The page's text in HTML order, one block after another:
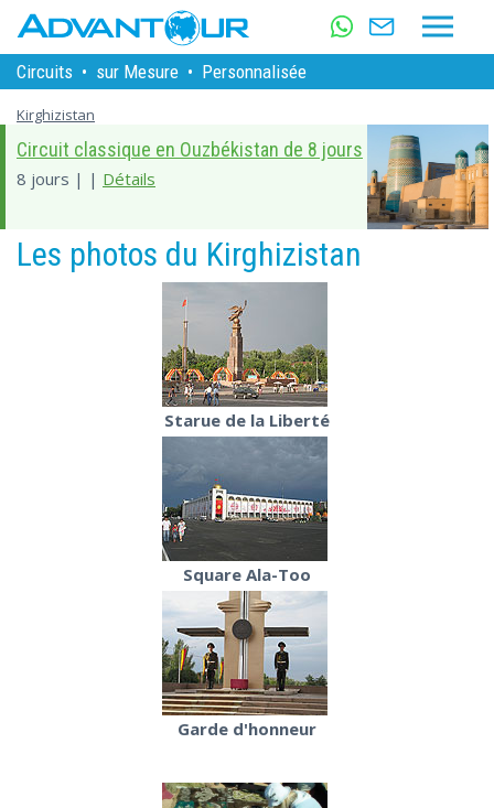
Circuits • sur Mesure • Personnalisée
Kirghizistan
Circuit classique en Ouzbékistan de 8 jours
8 jours | | Détails
Les photos du Kirghizistan
Starue de la Liberté
Square Ala-Too
Garde d'honneur